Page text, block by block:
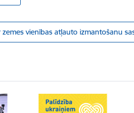
vienības atļauto izmantošanu